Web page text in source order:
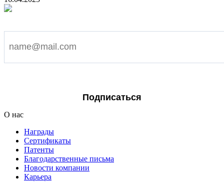
Подписаться
О нас
Награды
Сертификаты
Патенты
Благодарственные письма
Новости компании
Карьера